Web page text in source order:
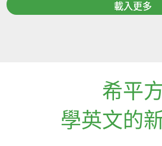
載入更多
希平
學英文的